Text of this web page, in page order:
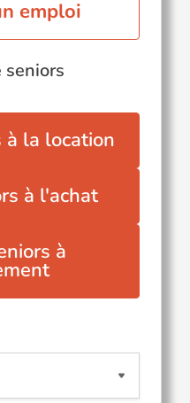
emploi
seniors
à la location
à l'achat
à